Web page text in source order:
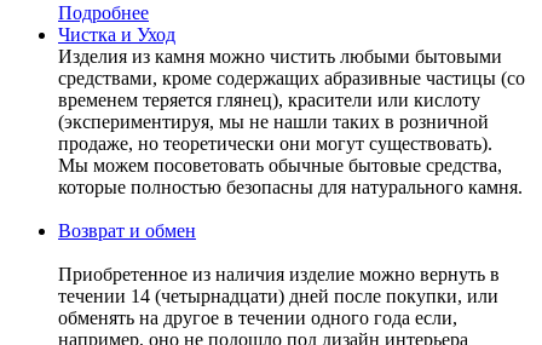
Подробнее
Чистка и Уход
Изделия из камня можно чистить любыми бытовыми
средствами, кроме содержащих абразивные частицы (со
временем теряется глянец), красители или кислоту
(экспериментируя, мы не нашли таких в розничной
продаже, но теоретически они могут существовать).
Мы можем посоветовать обычные бытовые средства,
которые полностью безопасны для натурального камня.
Возврат и обмен
Приобретенное из наличия изделие можно вернуть в
течении 14 (четырнадцати) дней после покупки, или
обменять на другое в течении одного года если,
например, оно не подошло под дизайн интерьера